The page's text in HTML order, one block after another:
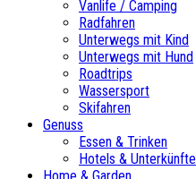
Vanlife / Camping
Radfahren
Unterwegs mit Kind
Unterwegs mit Hund
Roadtrips
Wassersport
Skifahren
Genuss
Essen & Trinken
Hotels & Unterkünfte